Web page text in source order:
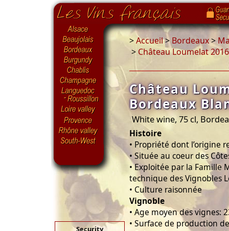
Security
>Accueil>Bordeaux>
> Château Loumelat
Château
Bordeaux
White wine, 75 cl,
Histoire
• Propriété dont l’origine
• Située au coeur des
• Exploitée par la Famille
technique des Vignobles
• Culture raisonnée
Vignoble
• Age moyen des vignes:
• Surface de production